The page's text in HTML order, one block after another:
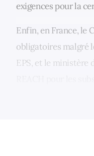
exigences pour la
Enfin, en France, le
obligatoires malgré
EPS, et le ministère